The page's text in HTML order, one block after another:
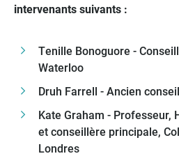
intervenants suivants :
Tenille Bonoguore -
Waterloo
Druh Farrell - Ancien
Kate Graham - Professeur,
et conseillère principale,
Londres